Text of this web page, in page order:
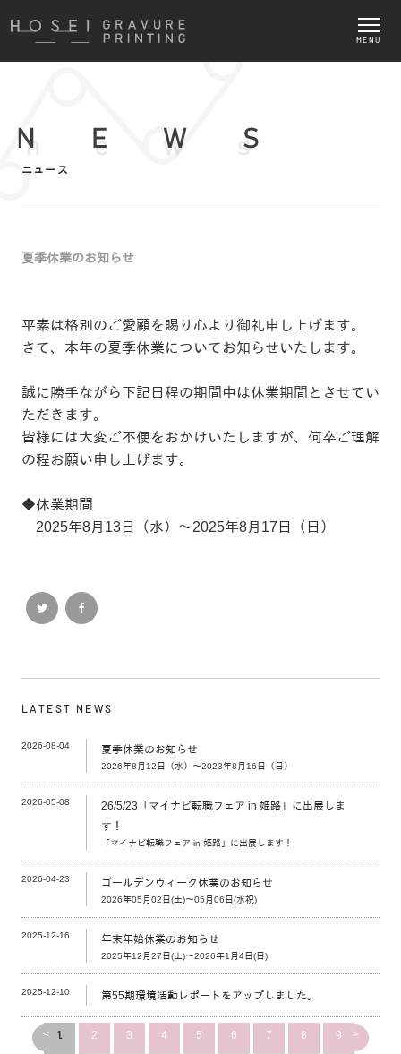
MENU
ニュース
夏季休業のお知らせ
平素は格別のご愛顧を賜り心より御礼申し上げます。
さて、本年の夏季休業についてお知らせいたします。
誠に勝手ながら下記日程の期間中は休業期間とさせてい
ただきます。
皆様には大変ご不便をおかけいたしますが、何卒ご理解
の程お願い申し上げます。
◆休業期間
2025年8月13日（水）～2025年8月17日（日）
LATEST NEWS
2026-08-04 夏季休業のお知らせ
2026年8月12日（水）～2023年8月16日（日）
2026-05-08
26/5/23「マイナビ転職フェア in 姫路」に出展しま
す！
「マイナビ転職フェア in 姫路」に出展します！
2026-04-23 ゴールデンウィーク休業のお知らせ
2026年05月02日(土)～05月06日(水祝)
2025-12-16 年末年始休業のお知らせ
2025年12月27日(土)～2026年1月4日(日)
2025-12-10 第55期環境活動レポートをアップしました。
< 1 2 3 4 5 6 7 8 9 >